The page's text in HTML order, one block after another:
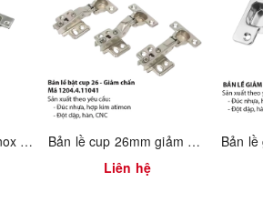
Bản Lề Giảm Chấn Inox 304 – Cup 35mm – Mã 1200.4.02331
Bản lề cup 26mm giảm chấn - Mã 1204.4.11041
Liên hệ